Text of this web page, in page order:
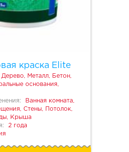
краска Elite
Дерево, Металл, Бетон,
основания,
Ванная комната,
Стены, Потолок,
Крыша
2 года